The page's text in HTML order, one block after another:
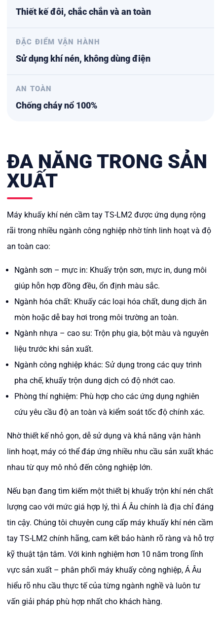
Thiết kế đôi, chắc chắn và an toàn
ĐẶC ĐIỂM VẬN HÀNH
Sử dụng khí nén, không dùng điện
AN TOÀN
Chống cháy nổ 100%
ĐA NĂNG TRONG SẢN
XUẤT
Máy khuấy khí nén cầm tay TS-LM2 được ứng dụng rộng
rãi trong nhiều ngành công nghiệp nhờ tính linh hoạt và độ
an toàn cao:
Ngành sơn – mực in: Khuấy trộn sơn, mực in, dung môi
giúp hỗn hợp đồng đều, ổn định màu sắc.
Ngành hóa chất: Khuấy các loại hóa chất, dung dịch ăn
mòn hoặc dễ bay hơi trong môi trường an toàn.
Ngành nhựa – cao su: Trộn phụ gia, bột màu và nguyên
liệu trước khi sản xuất.
Ngành công nghiệp khác: Sử dụng trong các quy trình
pha chế, khuấy trộn dung dịch có độ nhớt cao.
Phòng thí nghiệm: Phù hợp cho các ứng dụng nghiên
cứu yêu cầu độ an toàn và kiểm soát tốc độ chính xác.
Nhờ thiết kế nhỏ gọn, dễ sử dụng và khả năng vận hành
linh hoạt, máy có thể đáp ứng nhiều nhu cầu sản xuất khác
nhau từ quy mô nhỏ đến công nghiệp lớn.
Nếu bạn đang tìm kiếm một thiết bị khuấy trộn khí nén chất
lượng cao với mức giá hợp lý, thì Á Âu chính là địa chỉ đáng
tin cậy. Chúng tôi chuyên cung cấp máy khuấy khí nén cầm
tay TS-LM2 chính hãng, cam kết bảo hành rõ ràng và hỗ trợ
kỹ thuật tận tâm. Với kinh nghiệm hơn 10 năm trong lĩnh
vực sản xuất – phân phối máy khuấy công nghiệp, Á Âu
hiểu rõ nhu cầu thực tế của từng ngành nghề và luôn tư
vấn giải pháp phù hợp nhất cho khách hàng.